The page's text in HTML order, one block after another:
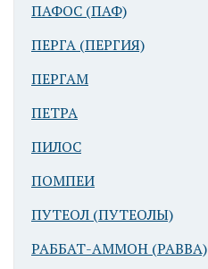
ПАФОС (ПАФ)
ПЕРГА (ПЕРГИЯ)
ПЕРГАМ
ПЕТРА
ПИЛОС
ПОМПЕИ
ПУТЕОЛ (ПУТЕОЛЫ)
РАББАТ-АММОН (РАВВА)